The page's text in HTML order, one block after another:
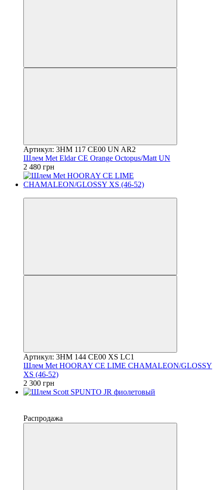
Артикул: 3HM 117 CE00 UN AR2
Шлем Met Eldar CE Orange Octopus/Matt UN
2 480 грн
Артикул: 3HM 144 CE00 XS LC1
Шлем Met HOORAY CE LIME CHAMALEON/GLOSSY
XS (46-52)
2 300 грн
Распродажа